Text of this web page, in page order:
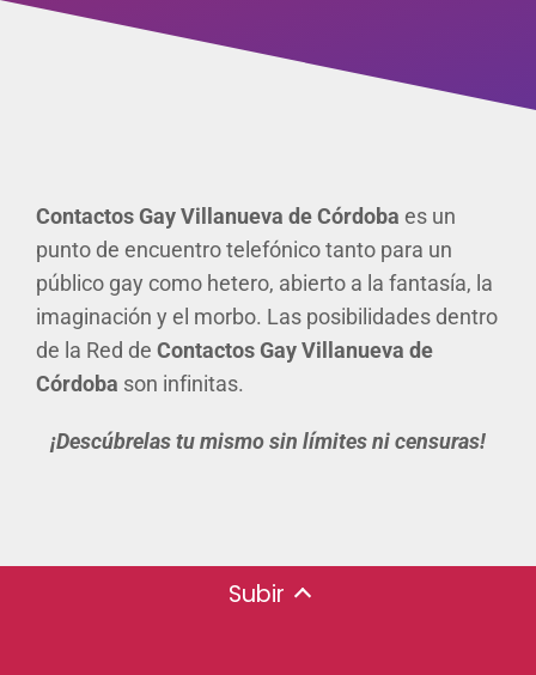
Contactos Gay Villanueva de Córdoba es un
punto de encuentro telefónico tanto para un
público gay como hetero, abierto a la fantasía, la
imaginación y el morbo. Las posibilidades dentro
de la Red de Contactos Gay Villanueva de
Córdoba son infinitas.
¡Descúbrelas tu mismo sin límites ni censuras!
Subir